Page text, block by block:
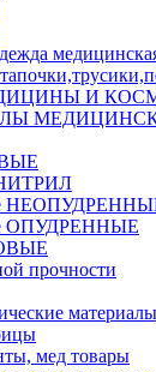
И
ОПУДРЕННЫЕ
прочности
материалы
мед товары